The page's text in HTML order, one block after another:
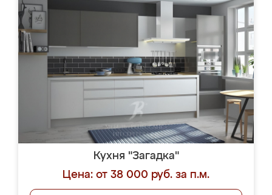
Кухня "Загадка"
Цена: от 38 000 руб. за п.м.